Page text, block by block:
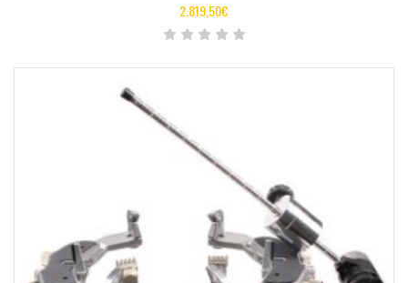
2.819,50€